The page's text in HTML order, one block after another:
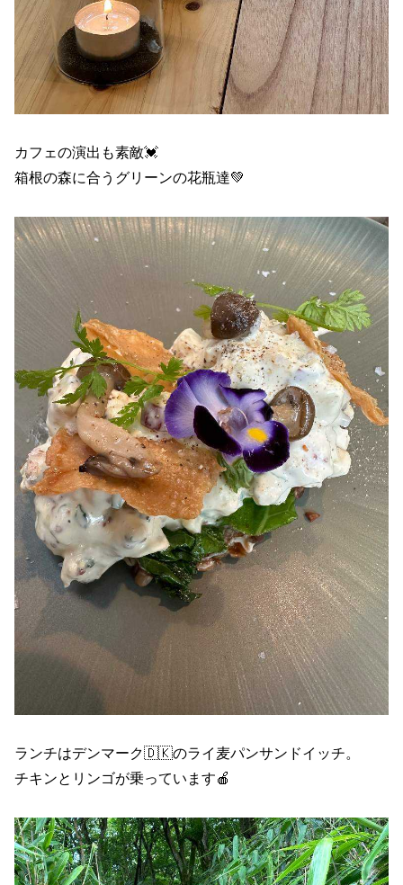
カフェの演出も素敵💓
箱根の森に合うグリーンの花瓶達💚
ランチはデンマーク🇩🇰のライ麦パンサンドイッチ。
チキンとリンゴが乗っています🍎